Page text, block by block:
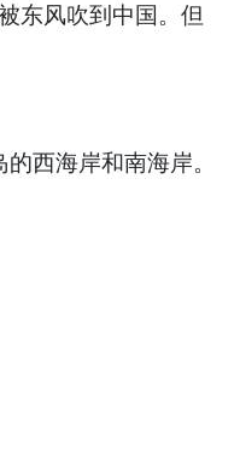
东风吹到中国。但
西海岸和南海岸。